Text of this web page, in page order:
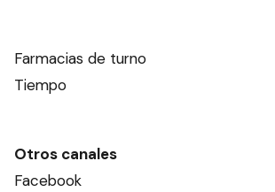
Farmacias de turno
Tiempo
Otros canales
Facebook